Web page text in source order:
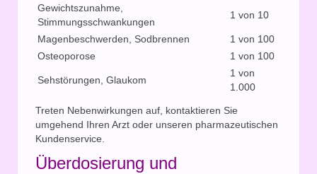
Gewichtszunahme,
Stimmungsschwankungen
1 von 10
Magenbeschwerden, Sodbrennen
1 von 100
Osteoporose
1 von 100
Sehstörungen, Glaukom
1 von
1.000
Treten Nebenwirkungen auf, kontaktieren Sie
umgehend Ihren Arzt oder unseren pharmazeutischen
Kundenservice.
Überdosierung und